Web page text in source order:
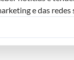
e das redes